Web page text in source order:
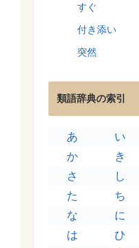
すぐ
付き添い
突然
類語辞典の索引
あ い
か
き
さ
し
た
ち
な
に
は
ひ